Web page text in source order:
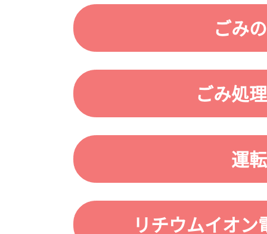
ごみ
ごみ処
運
リチウムイオ